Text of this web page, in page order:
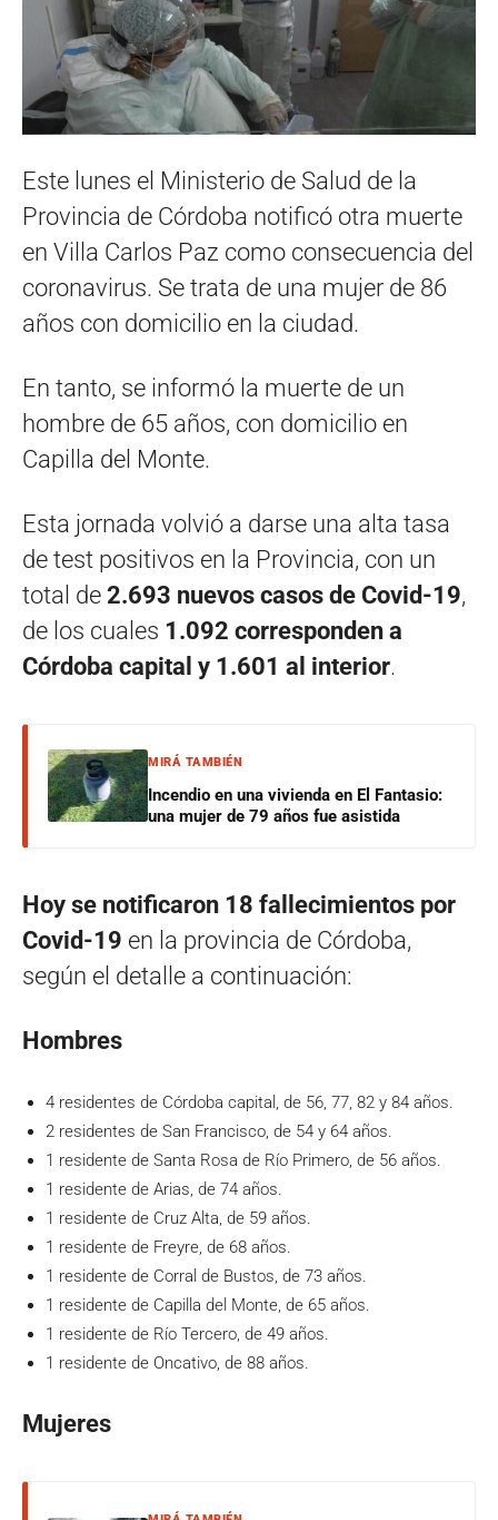
Este lunes el Ministerio de Salud de la
Provincia de Córdoba notificó otra muerte
en Villa Carlos Paz como consecuencia del
coronavirus. Se trata de una mujer de 86
años con domicilio en la ciudad.
En tanto, se informó la muerte de un
hombre de 65 años, con domicilio en
Capilla del Monte.
Esta jornada volvió a darse una alta tasa
de test positivos en la Provincia, con un
total de 2.693 nuevos casos de Covid-19,
de los cuales 1.092 corresponden a
Córdoba capital y 1.601 al interior.
MIRÁ TAMBIÉN
Incendio en una vivienda en El Fantasio:
una mujer de 79 años fue asistida
Hoy se notificaron 18 fallecimientos por
Covid-19 en la provincia de Córdoba,
según el detalle a continuación:
Hombres
4 residentes de Córdoba capital, de 56, 77, 82 y 84 años.
2 residentes de San Francisco, de 54 y 64 años.
1 residente de Santa Rosa de Río Primero, de 56 años.
1 residente de Arias, de 74 años.
1 residente de Cruz Alta, de 59 años.
1 residente de Freyre, de 68 años.
1 residente de Corral de Bustos, de 73 años.
1 residente de Capilla del Monte, de 65 años.
1 residente de Río Tercero, de 49 años.
1 residente de Oncativo, de 88 años.
Mujeres